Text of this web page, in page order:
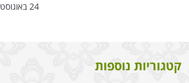
24 באוגוסט 2021
קטגוריות נוספות